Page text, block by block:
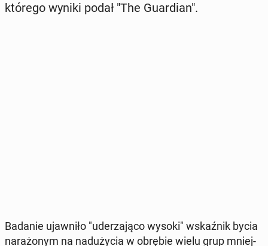
którego wyniki podał "The Gu­ar­dian".
Badanie ujaw­ni­ło "ude­rza­ją­co wysoki" wskaź­nik bycia
na­ra­żo­nym na nad­uży­cia w obrębie wielu grup mniej­